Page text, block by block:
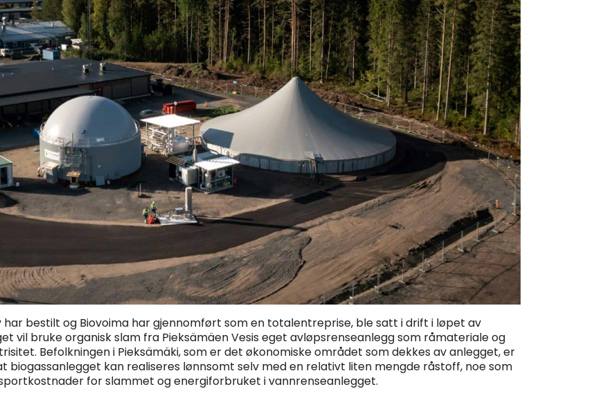
har bestilt og Biovoima har gjennomført som en totalentreprise, ble satt i drift i løpet av
vil bruke organisk slam fra Pieksämäen Vesis eget avløpsrenseanlegg som råmateriale og
Befolkningen i Pieksämäki, som er det økonomiske området som dekkes av anlegget, er
biogassanlegget kan realiseres lønnsomt selv med en relativt liten mengde råstoff, noe som
for slammet og energiforbruket i vannrenseanlegget.